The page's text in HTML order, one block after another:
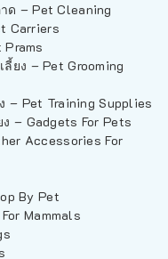
– Pet Cleaning
Carriers
Prams
ยง – Pet Grooming
– Pet Training Supplies
– Gadgets For Pets
Accessories For
By Pet
Mammals